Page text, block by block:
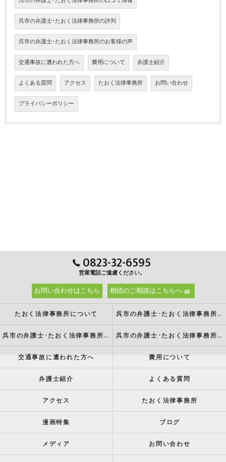
呉市の弁護士･たおく法律事務所の評判
呉市の弁護士･たおく法律事務所のお客様の声
交通事故に遭われた方へ 費用について 弁護士紹介
よくある質問 アクセス たおく法律事務所 お問い合わせ
プライバシーポリシー
0823-32-6595
営業電話ご遠慮ください。
お問い合わせはこちら 相続のご相談はこちらへ
たおく法律事務所について 呉市の弁護士･たおく法律事務所の強み
呉市の弁護士･たおく法律事務所の特徴 呉市の弁護士･たおく法律事務所の方針
交通事故に遭われた方へ 費用について
弁護士紹介 よくある質問
アクセス たおく法律事務所
漫画特集 ブログ
メディア お問い合わせ